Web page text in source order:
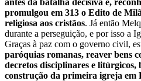
promulgou em 313 o Edito de
religiosa aos cristãos. Já então
durante a perseguição, e por isso a
Graças à paz com o governo civil,
paróquias romanas, reaver bens
decretos disciplinares e litúrgicos,
construção da primeira igreja em